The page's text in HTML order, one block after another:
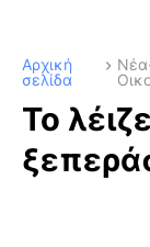
Αρχική
σελίδα
Το